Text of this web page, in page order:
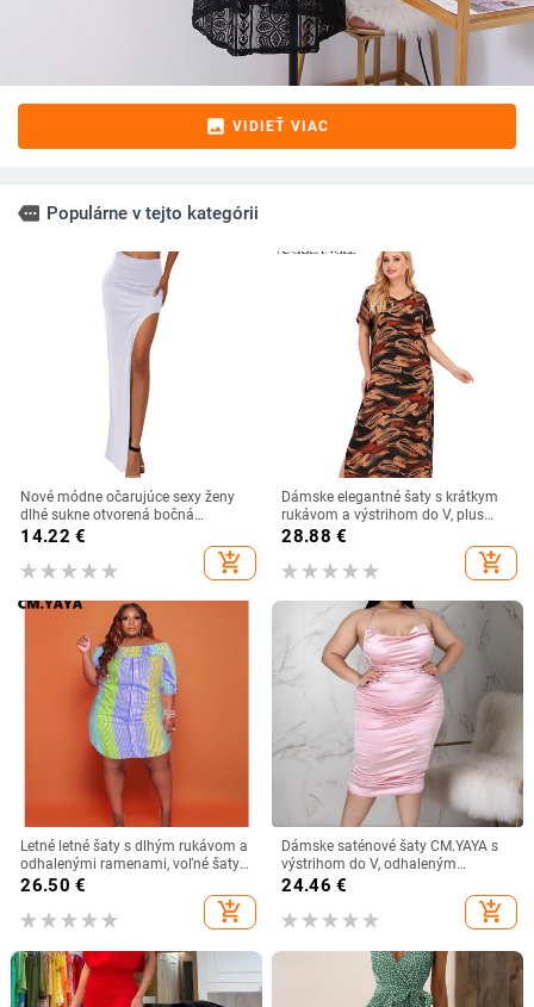
image VIDIEŤ VIAC
more Populárne v tejto kategórii
Nové módne očarujúce sexy ženy
dlhé sukne otvorená bočná
rozdelená sukňa dlhá vysoký pás s
vysokým rozparkom maxi sukňa
čierna
14.22 €
add_shopping_cart
Dámske elegantné šaty s krátkym
rukávom a výstrihom do V, plus
veľkosť 2021, s potlačou a krátkym
rukávom, ležérne voľné šaty v
áčkovom strihu
28.88 €
add_shopping_cart
Letné letné šaty s dlhým rukávom a
odhalenými ramenami, voľné šaty s
krátkym rukávom a gombíkmi
26.50 €
add_shopping_cart
Dámske saténové šaty CM.YAYA s
výstrihom do V, odhaleným
chrbtom, nariaseným lemom, midi
šaty s volánmi a výstrihom do V,
letné šaty 2022 s dlhým rukávom a
24.46 €
add_shopping_cart